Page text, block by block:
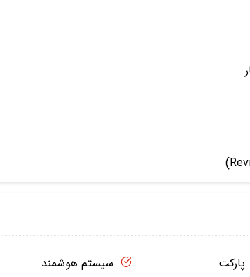
پارکت
سیستم هوشمند